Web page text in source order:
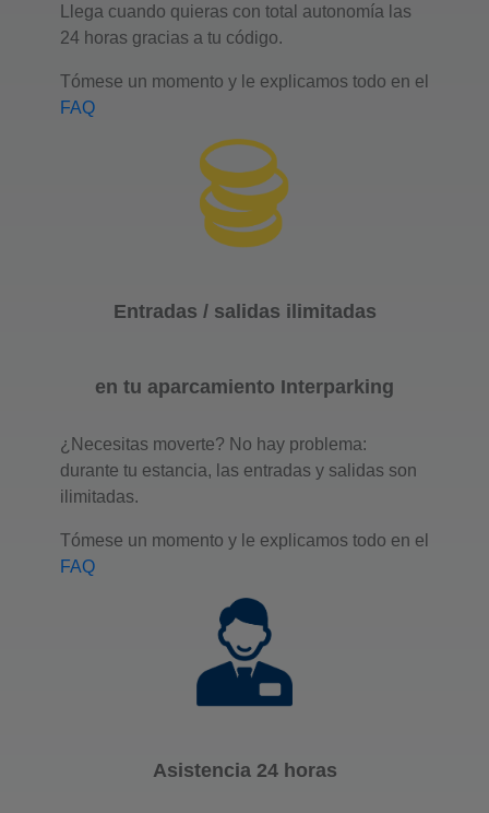
Llega cuando quieras con total autonomía las
24 horas gracias a tu código.
Tómese un momento y le explicamos todo en el
FAQ
Entradas / salidas ilimitadas
en tu aparcamiento Interparking
¿Necesitas moverte? No hay problema:
durante tu estancia, las entradas y salidas son
ilimitadas.
Tómese un momento y le explicamos todo en el
FAQ
Asistencia 24 horas